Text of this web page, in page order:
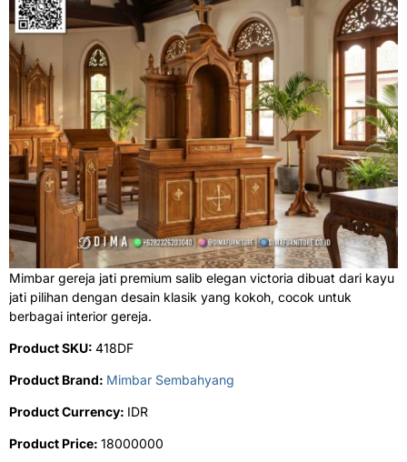
Mimbar gereja jati premium salib elegan victoria dibuat dari kayu
jati pilihan dengan desain klasik yang kokoh, cocok untuk
berbagai interior gereja.
Product SKU: 418DF
Product Brand: Mimbar Sembahyang
Product Currency: IDR
Product Price: 18000000